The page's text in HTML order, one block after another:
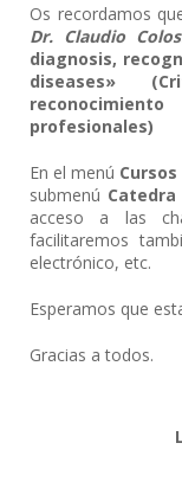
Os recordamos
Dr. Claudio
diagnosis,
diseases»
profesionales)
En el menú
submenú Catedra
acceso a las
facilitaremos
electrónico, etc.
Esperamos que
Gracias a todos.